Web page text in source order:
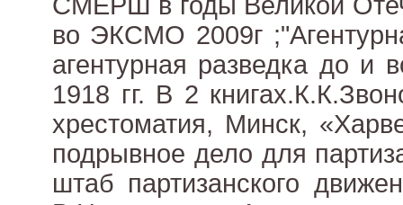
СМЕРШ в годы Великой
во ЭКСМО 2009г
агентурная разведка до и
1918 гг. В 2
хрестоматия, Минск,
подрывное дело для
штаб партизанского